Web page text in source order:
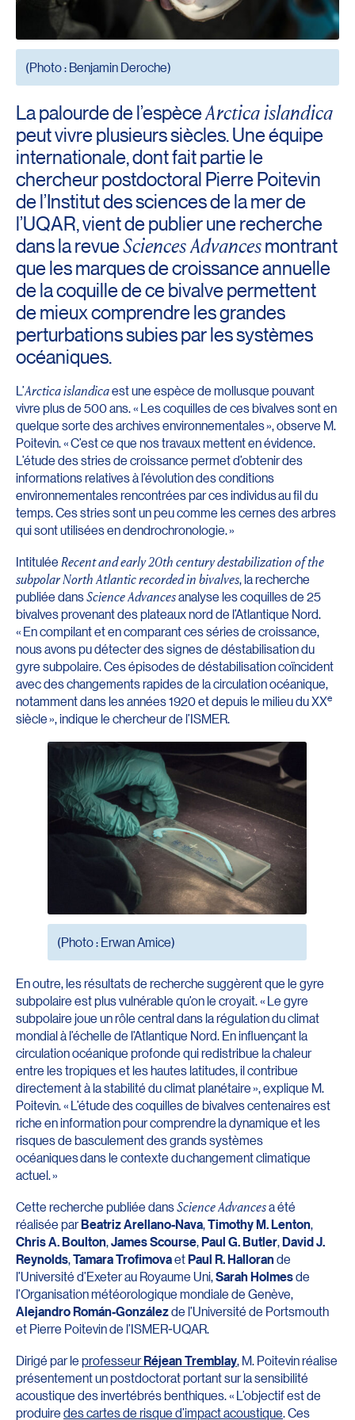
(Photo : Benjamin Deroche)
La palourde de l’espèceArctica islandica
peut vivre plusieurs siècles. Une équipe
internationale, dont fait partie le
chercheur postdoctoral Pierre Poitevin
de l’Institut des sciences de la mer de
l’UQAR, vient de publier une recherche
dans la revueSciences Advancesmontrant
que les marques de croissance annuelle
de la coquille de ce bivalve permettent
de mieux comprendre les grandes
perturbations subies par les systèmes
océaniques.
L’Arctica islandicaest une espèce de mollusque pouvant
vivre plus de 500 ans. « Les coquilles de ces bivalves sont en
quelque sorte des archives environnementales », observe M.
Poitevin. « C’est ce que nos travaux mettent en évidence.
L’étude des stries de croissance permet d’obtenir des
informations relatives à l’évolution des conditions
environnementales rencontrées par ces individus au fil du
temps. Ces stries sont un peu comme les cernes des arbres
qui sont utilisées en dendrochronologie. »
Intitulée Recent and early 20th century destabilization of the
subpolar North Atlantic recorded in bivalves, la recherche
publiée dansScience Advancesanalyse les coquilles de 25
bivalves provenant des plateaux nord de l’Atlantique Nord.
« En compilant et en comparant ces séries de croissance,
nous avons pu détecter des signes de déstabilisation du
gyre subpolaire. Ces épisodes de déstabilisation coïncident
avec des changements rapides de la circulation océanique,
notamment dans les années 1920 et depuis le milieu du XXe
siècle », indique le chercheur de l’ISMER.
(Photo : Erwan Amice)
En outre, les résultats de recherche suggèrent que le gyre
subpolaire est plus vulnérable qu’on le croyait. « Le gyre
subpolaire joue un rôle central dans la régulation du climat
mondial à l’échelle de l’Atlantique Nord. En influençant la
circulation océanique profonde qui redistribue la chaleur
entre les tropiques et les hautes latitudes, il contribue
directement à la stabilité du climat planétaire », explique M.
Poitevin. « L’étude des coquilles de bivalves centenaires est
riche en information pour comprendre la dynamique et les
risques de basculement des grands systèmes
océaniques dans le contexte du changement climatique
actuel. »
Cette recherche publiée dansScience Advancesa été
réalisée parBeatriz Arellano-Nava,Timothy M. Lenton,
Chris A. Boulton,James Scourse,Paul G. Butler,David J.
Reynolds,Tamara TrofimovaetPaul R. Hallorande
l’Université d’Exeter au Royaume Uni,Sarah Holmesde
l’Organisation météorologique mondiale de Genève,
Alejandro Román-Gonzálezde l’Université de Portsmouth
et Pierre Poitevin de l’ISMER-UQAR.
Dirigé par leprofesseurRéjean Tremblay, M. Poitevin réalise
présentement un postdoctorat portant sur la sensibilité
acoustique des invertébrés benthiques. « L’objectif est de
produiredes cartes de risque d’impact acoustique. Ces